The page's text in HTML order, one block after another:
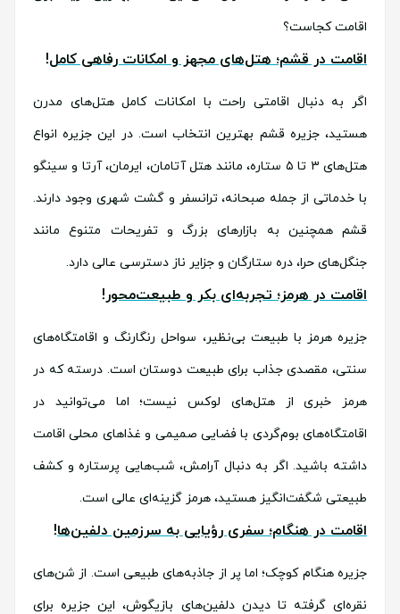
اقامت کجاست؟
اقامت در قشم؛ هتل‌های مجهز و امکانات رفاهی کامل!
اگر به دنبال اقامتی راحت با امکانات کامل هتل‌های مدرن
هستید، جزیره قشم بهترین انتخاب است. در این جزیره انواع
هتل‌های ۳ تا ۵ ستاره، مانند هتل آتامان، ایرمان، آرتا و سینگو
با خدماتی از جمله صبحانه، ترانسفر و گشت شهری وجود دارند.
قشم همچنین به بازارهای بزرگ و تفریحات متنوع مانند
جنگل‌های حرا، دره ستارگان و جزایر ناز دسترسی عالی دارد.
اقامت در هرمز؛ تجربه‌ای بکر و طبیعت‌محور!
جزیره هرمز با طبیعت بی‌نظیر، سواحل رنگارنگ و اقامتگاه‌های
سنتی، مقصدی جذاب برای طبیعت دوستان است. درسته که در
هرمز خبری از هتل‌های لوکس نیست؛ اما می‌توانید در
اقامتگاه‌های بوم‌گردی با فضایی صمیمی و غذاهای محلی اقامت
داشته باشید. اگر به دنبال آرامش، شب‌هایی پرستاره و کشف
طبیعتی شگفت‌انگیز هستید، هرمز گزینه‌ای عالی است.
اقامت در هنگام؛ سفری رؤیایی به سرزمین دلفین‌ها!
جزیره هنگام کوچک؛ اما پر از جاذبه‌های طبیعی است. از شن‌های
نقره‌ای گرفته تا دیدن دلفین‌های بازیگوش، این جزیره برای